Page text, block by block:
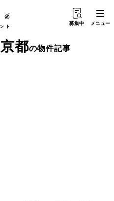
募集中 メニュー
京都の物件記事